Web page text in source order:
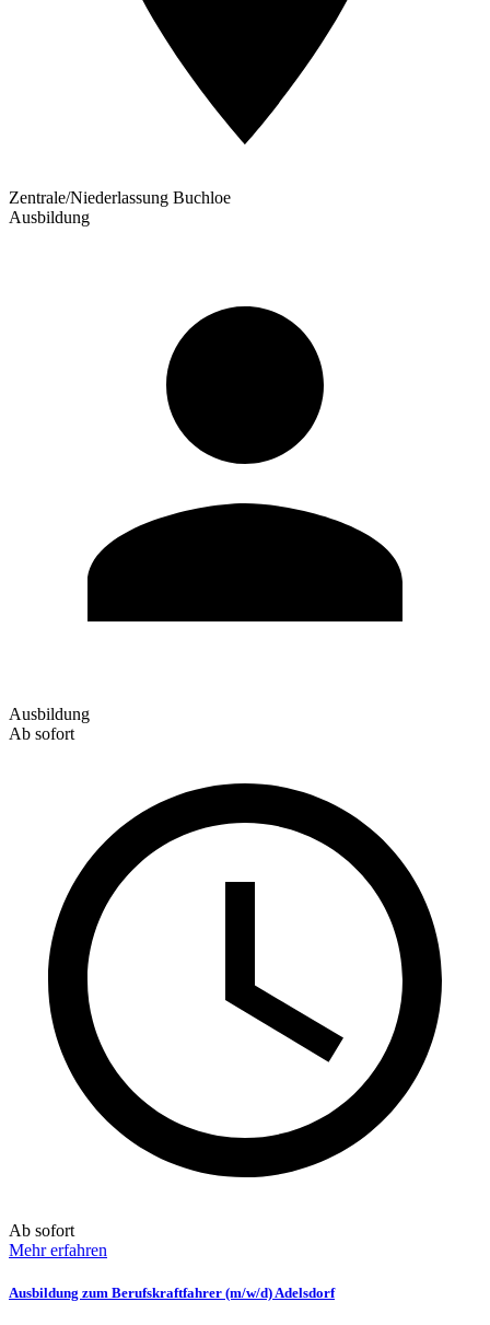
Zentrale/Niederlassung Buchloe
Ausbildung
Ausbildung
Ab sofort
Ab sofort
Mehr erfahren
Ausbildung zum Berufskraftfahrer (m/w/d) Adelsdorf